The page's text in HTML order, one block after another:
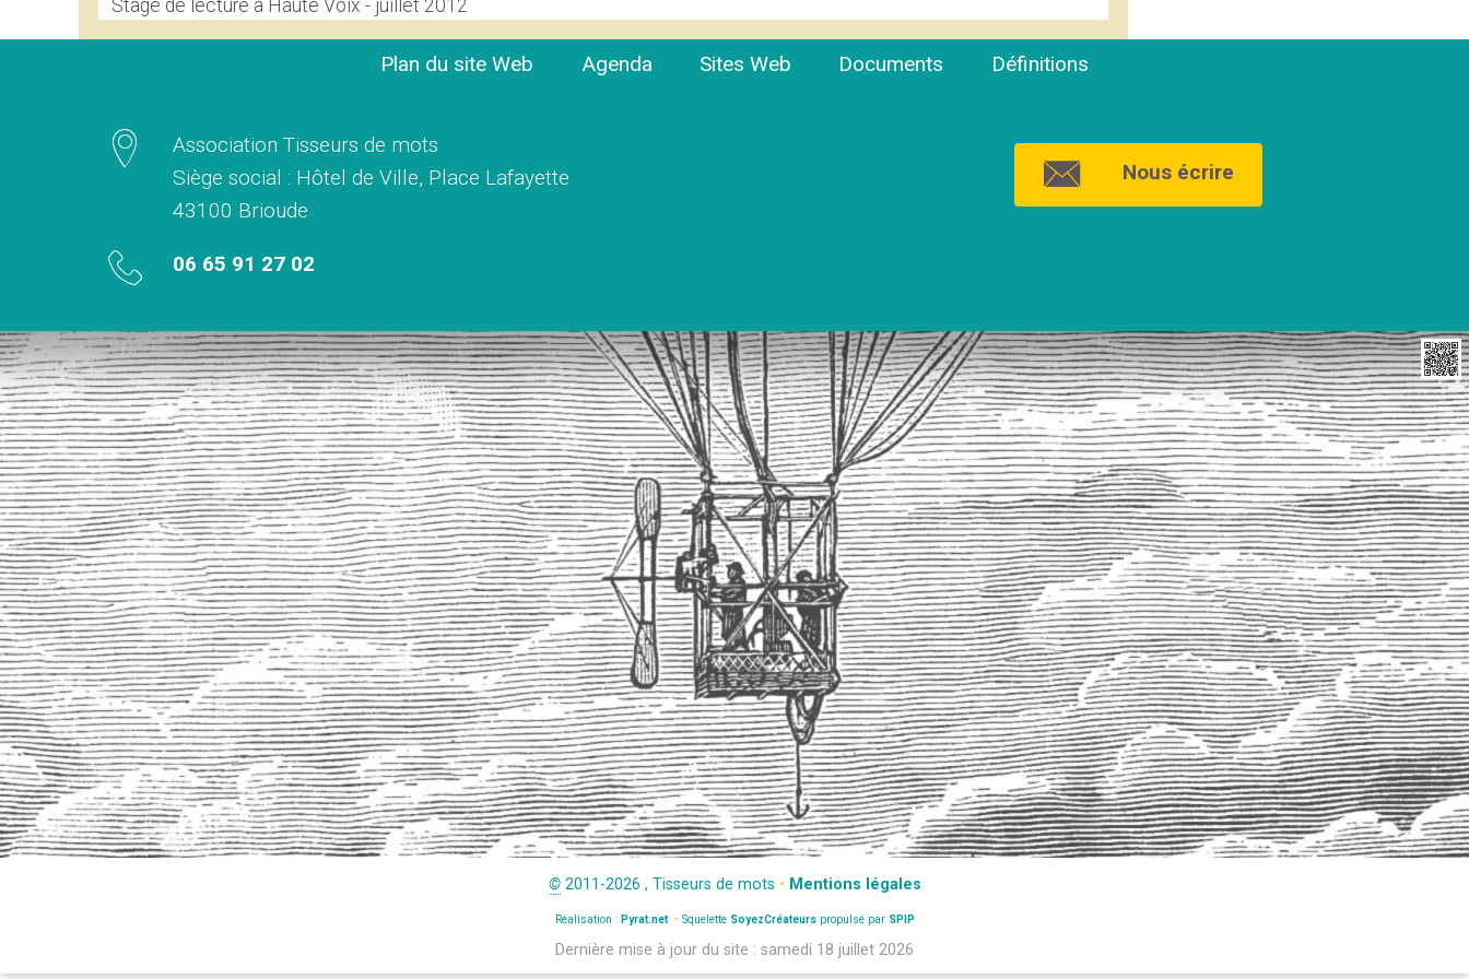
Stage de lecture à Haute Voix - juillet 2012
Plan du site Web Agenda Sites Web Documents Définitions
Association Tisseurs de mots
Siège social : Hôtel de Ville, Place Lafayette
43100 Brioude
06 65 91 27 02
Nous écrire
©2011-2026 , Tisseurs de mots • Mentions légales
Réalisation : Pyrat.net • Squelette SoyezCréateurspropulsé par SPIP
Dernière mise à jour du site : samedi 18 juillet 2026